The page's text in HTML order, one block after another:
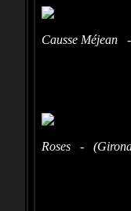
Causse Méjean
Roses - (Girona